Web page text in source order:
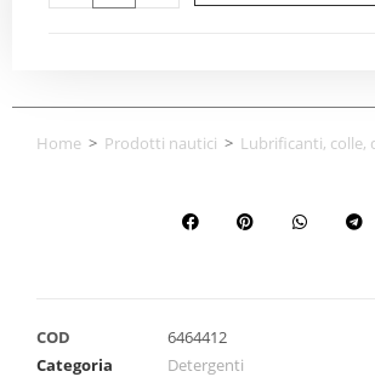
Home > Prodotti nautici > Lubrificanti, colle,
COD
6464412
Categoria
Detergenti